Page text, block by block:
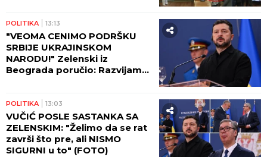
POLITIKA 13:13
"VEOMA CENIMO PODRŠKU
SRBIJE UKRAJINSKOM
NARODU!" Zelenski iz
Beograda poručio: Razvijamo
POLITIKA 13:03
VUČIĆ POSLE SASTANKA SA
ZELENSKIM: "Želimo da se rat
završi što pre, ali NISMO
SIGURNI u to" (FOTO)